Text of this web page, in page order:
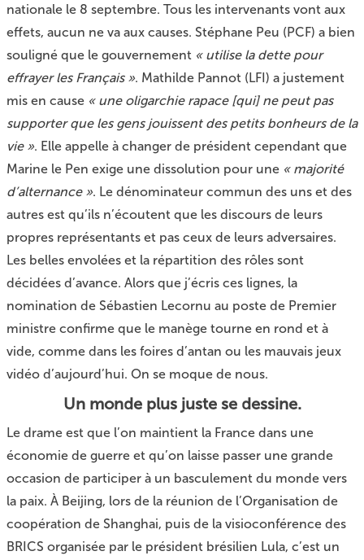
nationale le 8 septembre. Tous les intervenants vont aux
effets, aucun ne va aux causes. Stéphane Peu (PCF) a bien
souligné que le gouvernement « utilise la dette pour
effrayer les Français ». Mathilde Pannot (LFI) a justement
mis en cause « une oligarchie rapace [qui] ne peut pas
supporter que les gens jouissent des petits bonheurs de la
vie ». Elle appelle à changer de président cependant que
Marine le Pen exige une dissolution pour une « majorité
d’alternance ». Le dénominateur commun des uns et des
autres est qu’ils n’écoutent que les discours de leurs
propres représentants et pas ceux de leurs adversaires.
Les belles envolées et la répartition des rôles sont
décidées d’avance. Alors que j’écris ces lignes, la
nomination de Sébastien Lecornu au poste de Premier
ministre confirme que le manège tourne en rond et à
vide, comme dans les foires d’antan ou les mauvais jeux
vidéo d’aujourd’hui. On se moque de nous.
Un monde plus juste se dessine.
Le drame est que l’on maintient la France dans une
économie de guerre et qu’on laisse passer une grande
occasion de participer à un basculement du monde vers
la paix. À Beijing, lors de la réunion de l’Organisation de
coopération de Shanghai, puis de la visioconférence des
BRICS organisée par le président brésilien Lula, c’est un